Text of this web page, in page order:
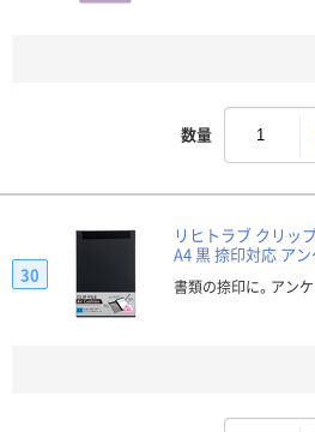
数量
リヒトラブ クリッ
A4 黒 捺印対応 ア
書類の捺印に。アン
30